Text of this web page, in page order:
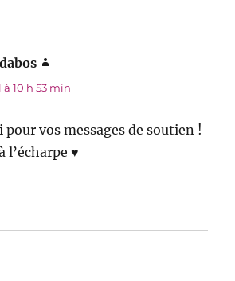
à 10 h 53 min
vos messages de soutien !
l’écharpe ♥